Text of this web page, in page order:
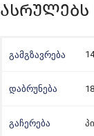
ᲐᲡᲠᲣᲚᲔᲑᲡ